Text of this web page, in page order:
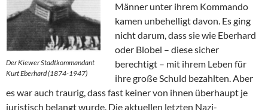
Der Kiewer Stadtkommandant
Kurt Eberhard (1874-1947)
Männer unter ihrem Kommando
kamen unbehelligt davon. Es ging
nicht darum, dass sie wie Eberhard
oder Blobel – diese sicher
berechtigt – mit ihrem Leben für
ihre große Schuld bezahlten. Aber
es war auch traurig, dass fast keiner von ihnen überhaupt je
juristisch belangt wurde. Die aktuellen letzten Nazi-